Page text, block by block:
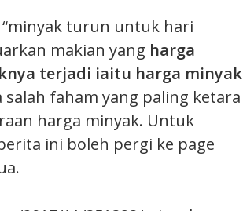
turun untuk hari
makian yang harga
terjadi iaitu harga minyak
salah faham yang paling ketara
harga minyak. Untuk
ini boleh pergi ke page